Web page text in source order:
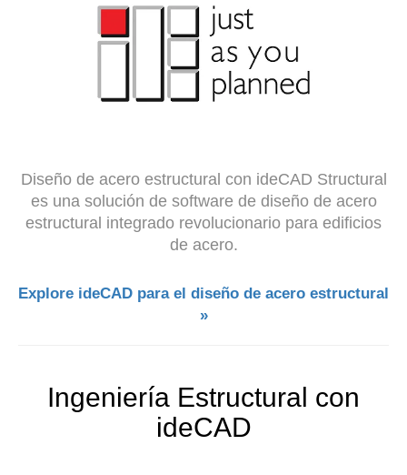
Diseño de acero estructural con ideCAD Structural
es una solución de software de diseño de acero
estructural integrado revolucionario para edificios
de acero.
Explore ideCAD para el diseño de acero estructural
»
Ingeniería Estructural con
ideCAD